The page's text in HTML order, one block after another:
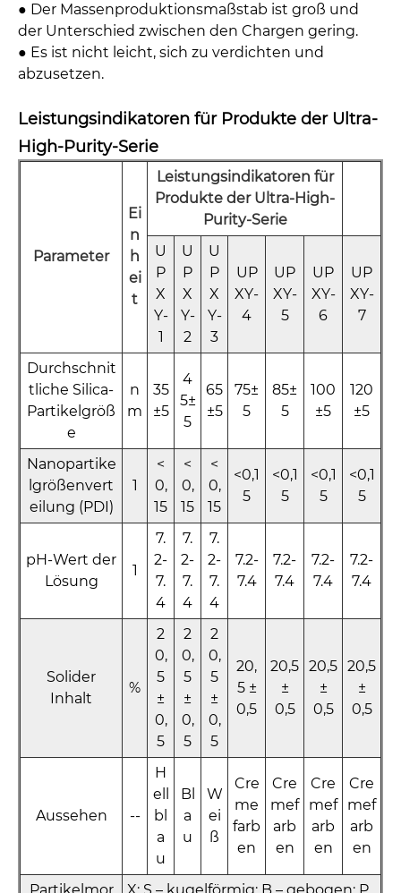
● Der Massenproduktionsmaßstab ist groß und
der Unterschied zwischen den Chargen gering.
● Es ist nicht leicht, sich zu verdichten und
abzusetzen.
Leistungsindikatoren für Produkte der Ultra-
High-Purity-Serie
Parameter
Ei
n
h
ei
t
Leistungsindikatoren für
Produkte der Ultra-High-
Purity-Serie
U
P
X
Y-
1
U
P
X
Y-
2
U
P
X
Y-
3
UP
XY-
4
UP
XY-
5
UP
XY-
6
UP
XY-
7
Durchschnit
tliche Silica-
Partikelgröß
e
n
m
35
±5
4
5±
5
65
±5
75±
5
85±
5
100
±5
120
±5
Nanopartike
lgrößenvert
eilung (PDI)
1
<
0,
15
<
0,
15
<
0,
15
<0,1
5
<0,1
5
<0,1
5
<0,1
5
pH-Wert der
Lösung
1
7.
2-
7.
4
7.
2-
7.
4
7.
2-
7.
4
7.2-
7.4
7.2-
7.4
7.2-
7.4
7.2-
7.4
Solider
Inhalt
%
2
0,
5
±
0,
5
2
0,
5
±
0,
5
2
0,
5
±
0,
5
20,
5 ±
0,5
20,5
±
0,5
20,5
±
0,5
20,5
±
0,5
Aussehen --
H
ell
bl
a
u
Bl
a
u
W
ei
ß
Cre
me
farb
en
Cre
mef
arb
en
Cre
mef
arb
en
Cre
mef
arb
en